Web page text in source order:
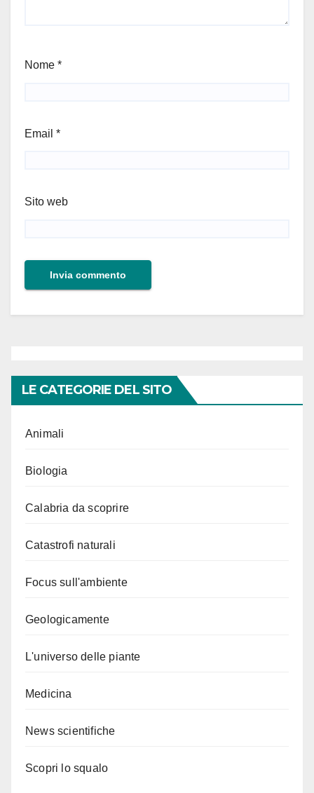
Nome *
Email *
Sito web
LE CATEGORIE DEL SITO
Animali
Biologia
Calabria da scoprire
Catastrofi naturali
Focus sull'ambiente
Geologicamente
L'universo delle piante
Medicina
News scientifiche
Scopri lo squalo